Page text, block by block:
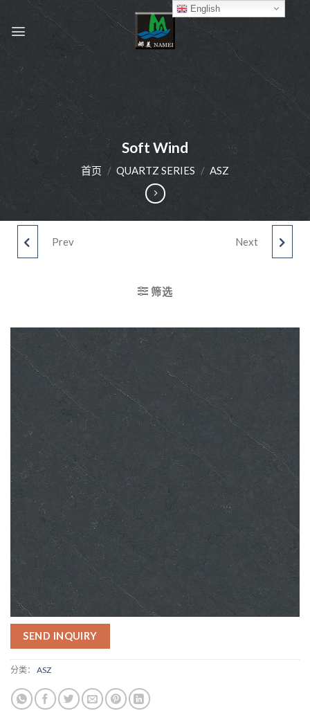
Soft Wind
首页 / QUARTZ SERIES / ASZ
DARK FEATHER
Prev ALLURE LOVERNext
筛选
SEND INQUIRY
分类： ASZ
English